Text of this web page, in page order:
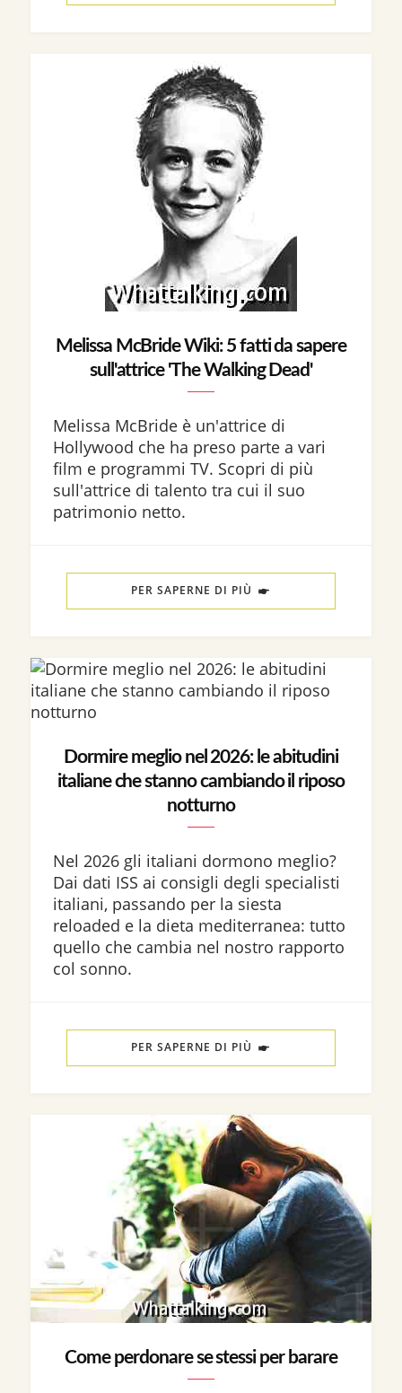
Melissa McBride Wiki: 5 fatti da sapere
sull'attrice 'The Walking Dead'
Melissa McBride è un'attrice di
Hollywood che ha preso parte a vari
film e programmi TV. Scopri di più
sull'attrice di talento tra cui il suo
patrimonio netto.
PER SAPERNE DI PIÙ
Dormire meglio nel 2026: le abitudini
italiane che stanno cambiando il riposo
notturno
Nel 2026 gli italiani dormono meglio?
Dai dati ISS ai consigli degli specialisti
italiani, passando per la siesta
reloaded e la dieta mediterranea: tutto
quello che cambia nel nostro rapporto
col sonno.
PER SAPERNE DI PIÙ
Come perdonare se stessi per barare